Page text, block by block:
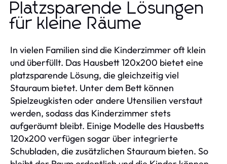
Platzsparende Lösungen
für kleine Räume
In vielen Familien sind die Kinderzimmer oft klein
und überfüllt. Das Hausbett 120x200 bietet eine
platzsparende Lösung, die gleichzeitig viel
Stauraum bietet. Unter dem Bett können
Spielzeugkisten oder andere Utensilien verstaut
werden, sodass das Kinderzimmer stets
aufgeräumt bleibt. Einige Modelle des Hausbetts
120x200 verfügen sogar über integrierte
Schubladen, die zusätzlichen Stauraum bieten. So